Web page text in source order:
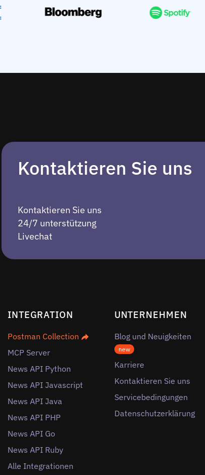
Kontaktieren Sie uns
Kontaktieren Sie uns
24/7 unterstützung
Livechat
INTEGRATION
Postman Collection
MCP Server
News API Python
News API Javascript
News API Java
News API PHP
News API Go
News API Ruby
Alle Integrationen
UNTERNEHMEN
Blog und Neuigkeiten
new
Karriere
Kontaktieren Sie uns
Servicebedingungen
Datenschutzerklärung